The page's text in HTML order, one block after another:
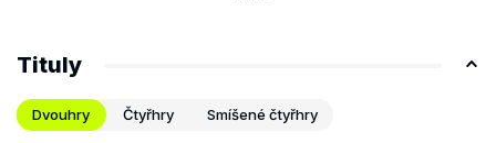
Tituly
Dvouhry Čtyřhry Smíšené čtyřhry